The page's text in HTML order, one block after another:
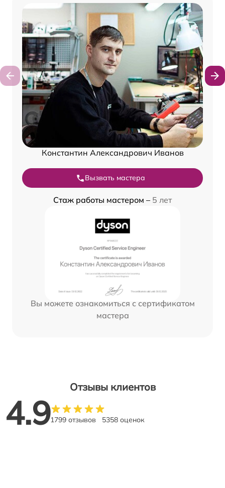
Константин Александрович Иванов
Вызвать мастера
Стаж работы мастером – 5 лет
Вы можете ознакомиться с сертификатом
мастера
Отзывы клиентов
4.91799 отзывов 5358 оценок